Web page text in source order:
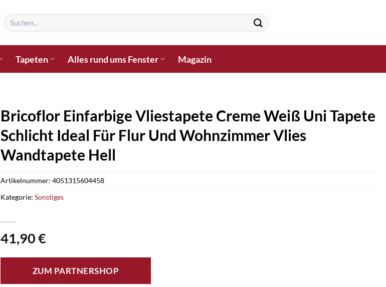
Suchen
nach:
Tapeten Alles rund ums Fenster Magazin
Bricoflor Einfarbige Vliestapete Creme Weiß Uni Tapete
Schlicht Ideal Für Flur Und Wohnzimmer Vlies
Wandtapete Hell
41,90€
ZUM PARTNERSHOP
Artikelnummer: 4051315604458
Kategorie: Sonstiges